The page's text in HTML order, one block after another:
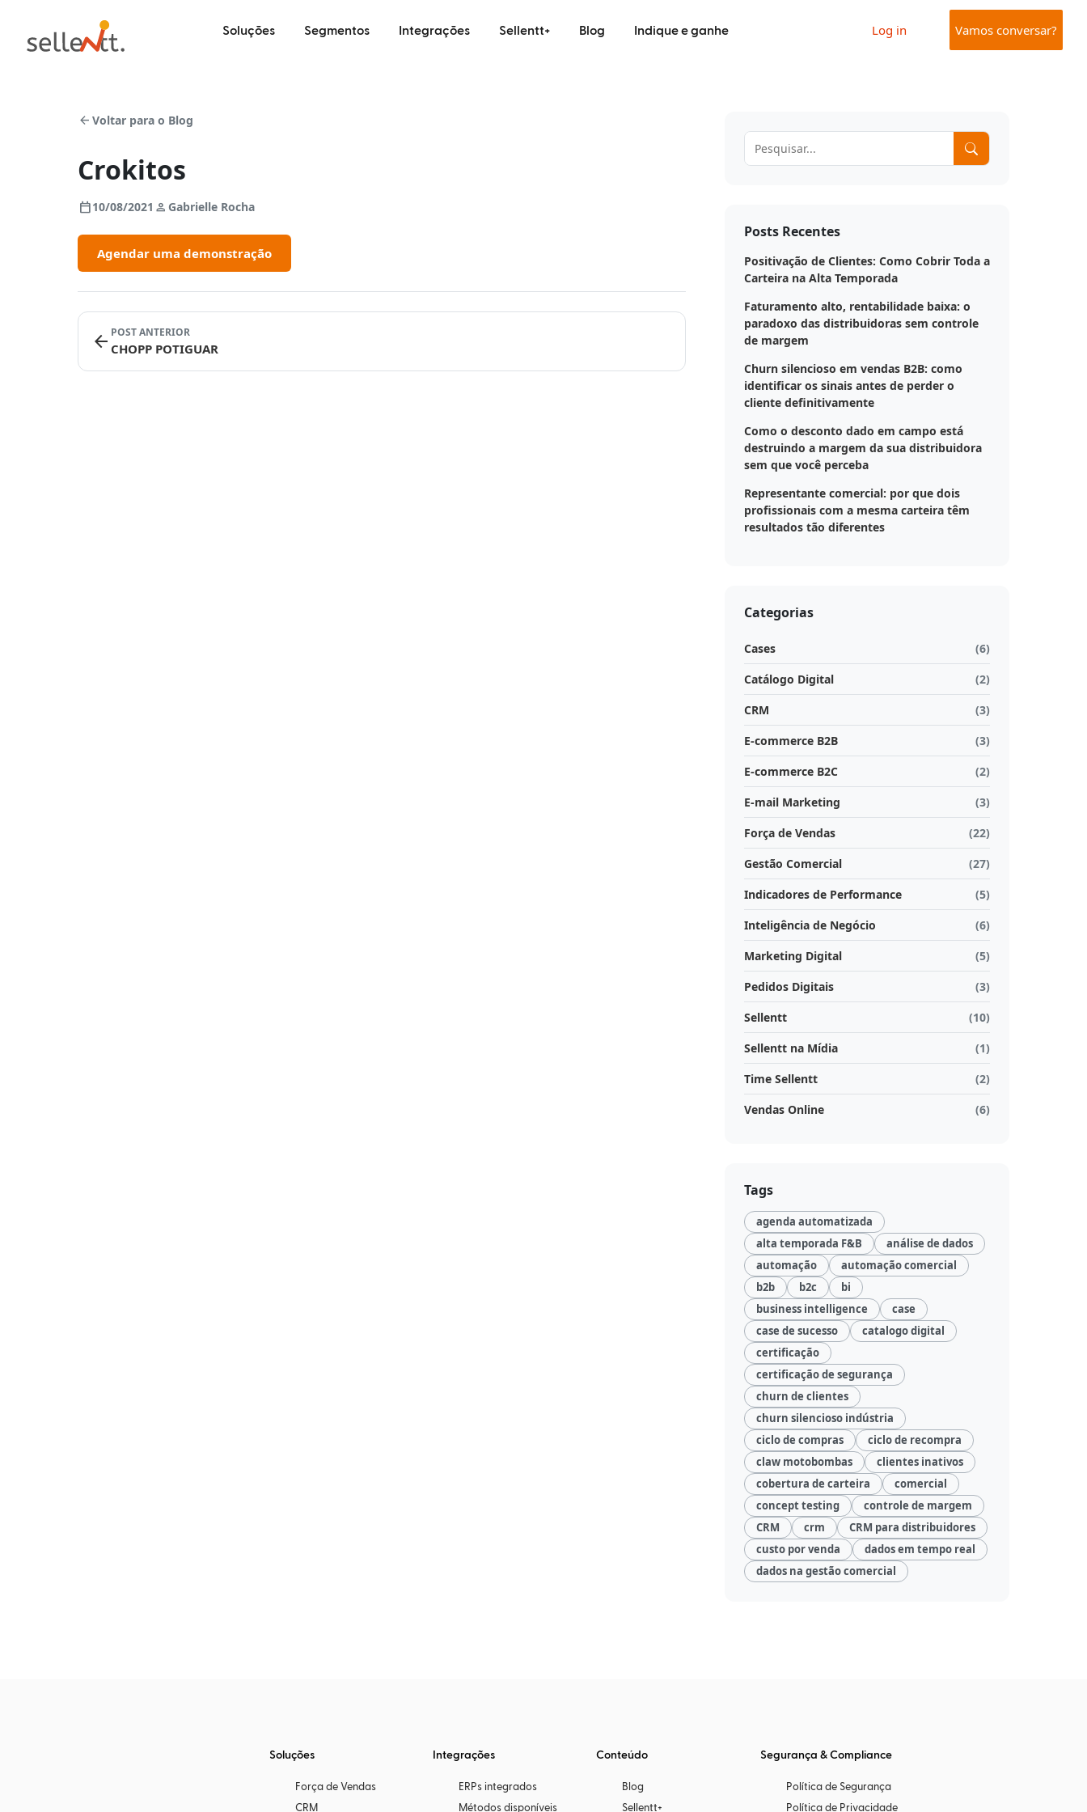
Soluções Segmentos Integrações Sellentt+ Blog Indique e ganhe Log in Vamos conversar?
arrow_back Voltar para o Blog
Crokitos
calendar_today10/08/2021 person Gabrielle Rocha
Agendar uma demonstração
arrow_back POST ANTERIOR
CHOPP POTIGUAR
Posts Recentes
Positivação de Clientes: Como Cobrir Toda a
Carteira na Alta Temporada
Faturamento alto, rentabilidade baixa: o
paradoxo das distribuidoras sem controle
de margem
Churn silencioso em vendas B2B: como
identificar os sinais antes de perder o
cliente definitivamente
Como o desconto dado em campo está
destruindo a margem da sua distribuidora
sem que você perceba
Representante comercial: por que dois
profissionais com a mesma carteira têm
resultados tão diferentes
Categorias
Cases
(6)
Catálogo Digital
(2)
CRM
(3)
E-commerce B2B
(3)
E-commerce B2C
(2)
E-mail Marketing
(3)
Força de Vendas
(22)
Gestão Comercial
(27)
Indicadores de Performance
(5)
Inteligência de Negócio
(6)
Marketing Digital
(5)
Pedidos Digitais
(3)
Sellentt
(10)
Sellentt na Mídia
(1)
Time Sellentt
(2)
Vendas Online
(6)
Tags
agenda automatizada
alta temporada F&B
análise de dados
automação
automação comercial
b2b
b2c
bi
business intelligence
case
case de sucesso
catalogo digital
certificação
certificação de segurança
churn de clientes
churn silencioso indústria
ciclo de compras
ciclo de recompra
claw motobombas
clientes inativos
cobertura de carteira
comercial
concept testing
controle de margem
CRM
crm
CRM para distribuidores
custo por venda
dados em tempo real
dados na gestão comercial
Soluções
Força de Vendas
CRM
Integrações
ERPs integrados
Métodos disponíveis
Conteúdo
Blog
Sellentt+
Segurança & Compliance
Política de Segurança
Política de Privacidade